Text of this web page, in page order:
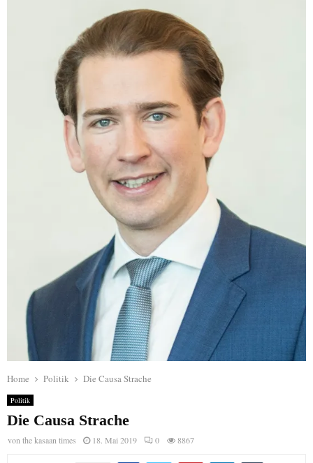
Home Politik Die Causa Strache
Politik
Die Causa Strache
von the kasaan times 18. Mai 2019 0 8867